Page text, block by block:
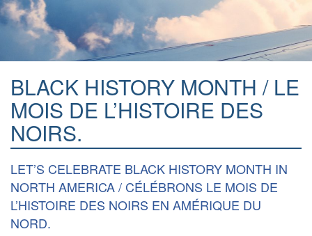
BLACK HISTORY MONTH / LE
MOIS DE L’HISTOIRE DES
NOIRS.
LET’S CELEBRATE BLACK HISTORY MONTH IN
NORTH AMERICA / CÉLÉBRONS LE MOIS DE
L’HISTOIRE DES NOIRS EN AMÉRIQUE DU
NORD.